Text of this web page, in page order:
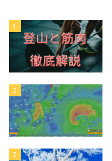
1
2
3